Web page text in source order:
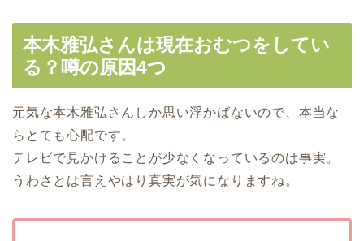
本木雅弘さんは現在おむつをしてい
る？噂の原因4つ
元気な本木雅弘さんしか思い浮かばないので、本当な
らとても心配です。
テレビで見かけることが少なくなっているのは事実。
うわさとは言えやはり真実が気になりますね。